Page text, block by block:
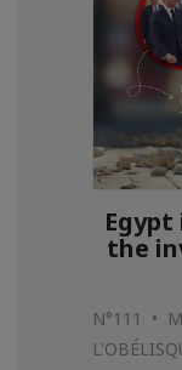
the
N°111 •